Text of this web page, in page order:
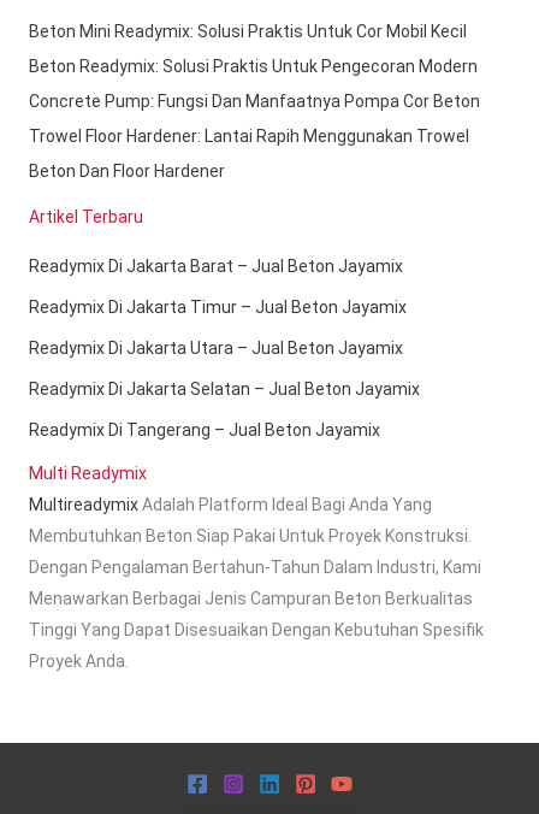
Beton Mini Readymix: Solusi Praktis Untuk Cor Mobil Kecil
Beton Readymix: Solusi Praktis Untuk Pengecoran Modern
Concrete Pump: Fungsi Dan Manfaatnya Pompa Cor Beton
Trowel Floor Hardener: Lantai Rapih Menggunakan Trowel
Beton Dan Floor Hardener
Artikel Terbaru
Readymix Di Jakarta Barat – Jual Beton Jayamix
Readymix Di Jakarta Timur – Jual Beton Jayamix
Readymix Di Jakarta Utara – Jual Beton Jayamix
Readymix Di Jakarta Selatan – Jual Beton Jayamix
Readymix Di Tangerang – Jual Beton Jayamix
Multi Readymix
MultireadymixAdalah Platform Ideal Bagi Anda Yang
Membutuhkan Beton Siap Pakai Untuk Proyek Konstruksi.
Dengan Pengalaman Bertahun-Tahun Dalam Industri, Kami
Menawarkan Berbagai Jenis Campuran Beton Berkualitas
Tinggi Yang Dapat Disesuaikan Dengan Kebutuhan Spesifik
Proyek Anda.